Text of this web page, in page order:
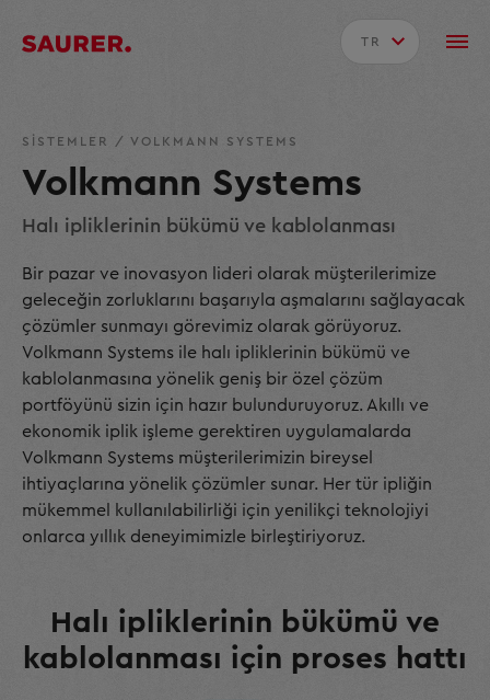
TR
SISTEMLER / VOLKMANN SYSTEMS
Volkmann Systems
Halı ipliklerinin bükümü ve kablolanması
Bir pazar ve inovasyon lideri olarak müşterilerimize
geleceğin zorluklarını başarıyla aşmalarını sağlayacak
çözümler sunmayı görevimiz olarak görüyoruz.
Volkmann Systems ile halı ipliklerinin bükümü ve
kablolanmasına yönelik geniş bir özel çözüm
portföyünü sizin için hazır bulunduruyoruz. Akıllı ve
ekonomik iplik işleme gerektiren uygulamalarda
Volkmann Systems müşterilerimizin bireysel
ihtiyaçlarına yönelik çözümler sunar. Her tür ipliğin
mükemmel kullanılabilirliği için yenilikçi teknolojiyi
onlarca yıllık deneyimimizle birleştiriyoruz.
Halı ipliklerinin bükümü ve
kablolanması için proses hattı